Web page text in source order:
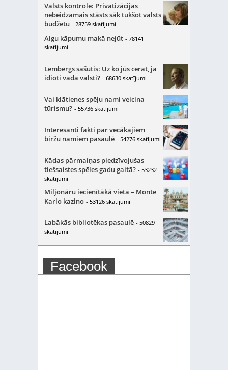
Valsts kontrole: Privatizācijas
nebeidzamais stāsts sāk tukšot valsts
budžetu - 28759 skatījumi
Algu kāpumu makā nejūt - 78141
skatījumi
Lembergs sašutis: Uz ko jūs cerat, ja
idioti vada valsti? - 68630 skatījumi
Vai klātienes spēļu nami veicina
tūrismu? - 55736 skatījumi
Interesanti fakti par vecākajiem
biržu namiem pasaulē - 54276 skatījumi
Kādas pārmaiņas piedzīvojušas
tiešsaistes spēles gadu gaitā? - 53232
skatījumi
Miljonāru iecienītākā vieta – Monte
Karlo kazino - 53126 skatījumi
Labākās bibliotēkas pasaulē - 50829
skatījumi
Facebook